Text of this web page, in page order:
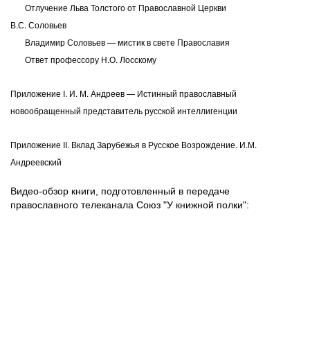
Отлучение Льва Толстого от Православной Церкви
В.С. Соловьев
Владимир Соловьев — мистик в свете Православия
Ответ профессору Н.О. Лосскому
Приложение I. И. М. Андреев — Истинный православный
новообращенный представитель русской интеллигенции
Приложение II. Вклад Зарубежья в Русское Возрождение. И.М.
Андреевский
Видео-обзор книги, подготовленный в передаче
православного телеканала Союз "У книжной полки":